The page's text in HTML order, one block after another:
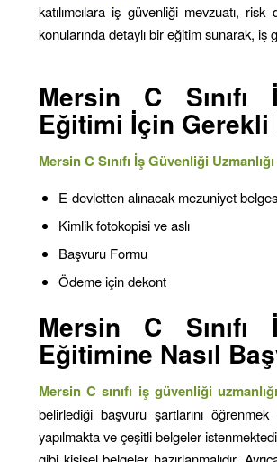
katılımcılara iş güvenliği mevzuatı,
konularında detaylı bir eğitim sunarak, iş
Mersin C Sınıfı
Eğitimi İçin
Mersin C Sınıfı İş Güvenliği
E-devletten alınacak mezuniyet
Kimlik fotokopisi ve aslı
Başvuru Formu
Ödeme için dekont
Mersin C Sınıfı
Eğitimine Nasıl
Mersin C sınıfı iş güvenliği uzmanlığı
belirlediği başvuru şartlarını
yapılmakta ve çeşitli belgeler